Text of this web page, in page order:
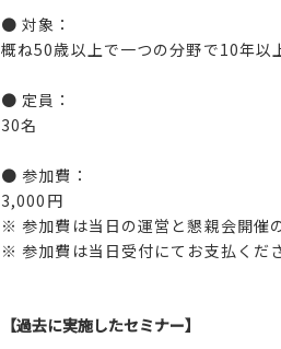
● 対象：
概ね50歳以上で一つの分野で10年以
● 定員：
30名
● 参加費：
3,000円
※ 参加費は当日の運営と懇親会開催
※ 参加費は当日受付にてお支払くだ
【過去に実施したセミナー】